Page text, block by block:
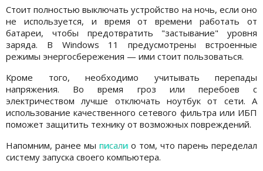
Стоит полностью выключать устройство на ночь, если оно
не используется, и время от времени работать от
батареи, чтобы предотвратить "застывание" уровня
заряда. В Windows 11 предусмотрены встроенные
режимы энергосбережения — ими стоит пользоваться.
Кроме того, необходимо учитывать перепады
напряжения. Во время гроз или перебоев с
электричеством лучше отключать ноутбук от сети. А
использование качественного сетевого фильтра или ИБП
поможет защитить технику от возможных повреждений.
Напомним, ранее мы писали о том, что парень переделал
систему запуска своего компьютера.